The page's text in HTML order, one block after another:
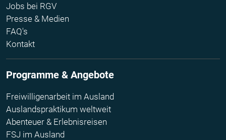
Jobs bei RGV
Presse & Medien
FAQ's
Kontakt
Programme & Angebote
Freiwilligenarbeit im Ausland
Auslandspraktikum weltweit
Abenteuer & Erlebnisreisen
FSJ im Ausland